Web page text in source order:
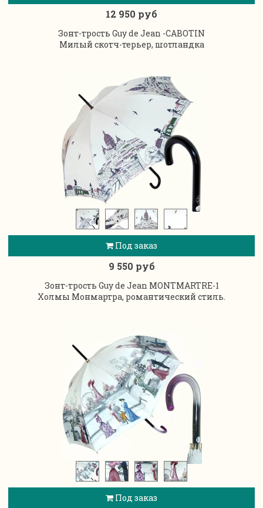
12 950 руб
Зонт-трость Guy de Jean -CABOTIN
Милый скотч-терьер, шотландка
Под заказ
9 550 руб
Зонт-трость Guy de Jean MONTMARTRE-1
Холмы Монмартра, романтический стиль.
Под заказ